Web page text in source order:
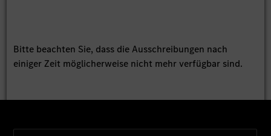
Bitte beachten Sie, dass die Ausschreibungen nach
einiger Zeit möglicherweise nicht mehr verfügbar sind.